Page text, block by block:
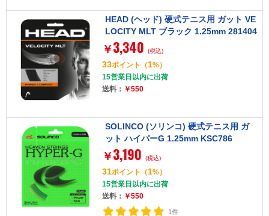
HEAD (ヘッド) 硬式テニス用 ガット VE
LOCITY MLT ブラック 1.25mm 281404
BK
￥ 3,340 (税込)
33ポイント （1%）
15営業日以内に出荷
送料： ￥550
SOLINCO (ソリンコ) 硬式テニス用 ガ
ット ハイパーG 1.25mm KSC786
￥ 3,190 (税込)
31ポイント （1%）
15営業日以内に出荷
送料： ￥550
1件